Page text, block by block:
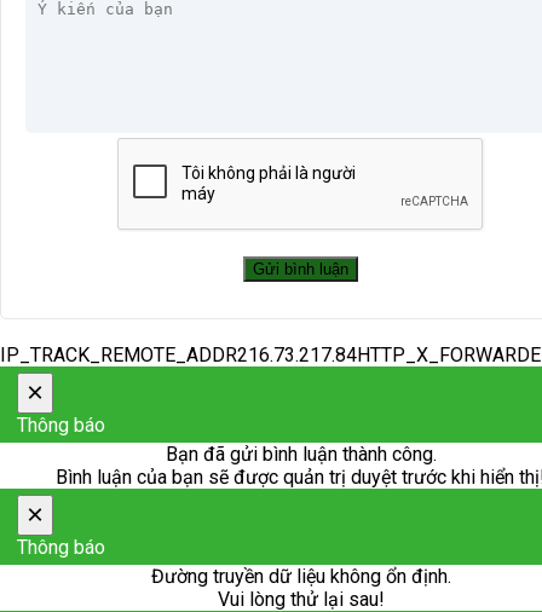
×
Thông báo
Bạn đã gửi bình luận thành công.
Bình luận của bạn sẽ được quản trị duyệt trước khi hiển
×
Thông báo
Đường truyền dữ liệu không ổn định.
Vui lòng thử lại sau!